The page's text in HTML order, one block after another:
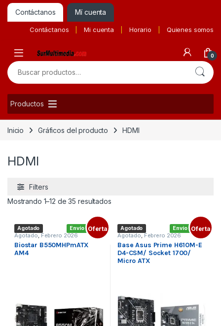
Contáctanos Mí cuenta
Contáctanos Mi cuenta Horario Quienes somos
0
Buscar por:
Productos
Inicio Gráficos del producto HDMI
HDMI
Filters
Mostrando 1–12 de 35 resultadosOrdenado por precio: bajo a alto
Envío gratis
Agotado Oferta
Agotado, Febrero 2026
Biostar B550MHPmATX
AM4
Envío gratis
Agotado Oferta
Agotado, Febrero 2026
Base Asus Prime H610M-E
D4-CSM/ Socket 1700/
Micro ATX